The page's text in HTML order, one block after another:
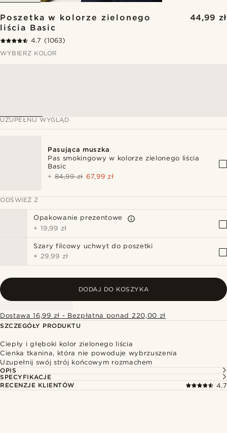
Poszetka w kolorze zielonego
liścia Basic
44,99 zł
4.7 (1063)
WYBIERZ KOLOR
UZUPEŁNIJ WYGLĄD
Pasująca muszka
Pas smokingowy w kolorze zielonego liścia
Basic
+84,99 zł 67,99 zł
ODŚWIEŻ Z
Opakowanie prezentowe
+ 19,99 zł
Szary filcowy uchwyt do poszetki
+ 29,99 zł
DODAJ DO KOSZYKA
Dostawa 16,99 zł - Bezpłatna ponad 220,00 zł
SZCZEGÓŁY PRODUKTU
Ciepły i głęboki kolor zielonego liścia
Cienka tkanina, która nie powoduje wybrzuszenia
Uzupełnij swój strój końcowym rozmachem
OPIS
SPECYFIKACJE
RECENZJE KLIENTÓW
4.7